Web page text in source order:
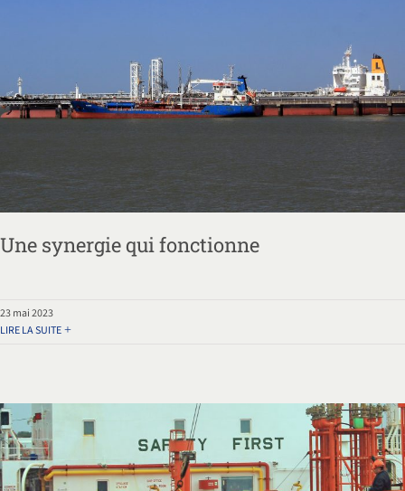
Une synergie qui fonctionne
23 mai 2023
LIRE LA SUITE